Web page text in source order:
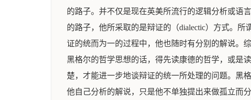
的路子。并不仅是现在英美所流行的逻辑分析或语
的路子，他所采取的是辩证的（dialectic）方式。
证的统而为一的过程中，他也随时有分别的解说。
黑格尔的哲学思想的话，得先读康德的哲学，或是
楚，才能进一步地谈辩证的统一所处理的问题。黑
他自己分析的解说，只是他不单独提出来做孤立而